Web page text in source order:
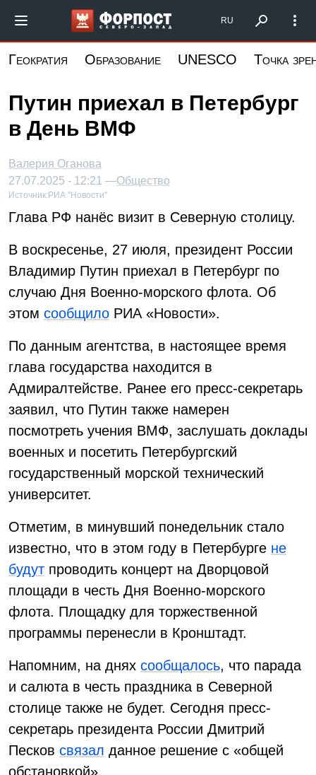
основному
Форпост Северо-Запад
RU
Геократия Образование UNESCO Точка
Путин приехал в Петербург
в День ВМФ
Валерия Оганова
27.07.2025 - 12:21 —Общество
Источник: РИА "Новости"
Глава РФ нанёс визит в Северную столицу.
В воскресенье, 27 июля, президент России
Владимир Путин приехал в Петербург по
случаю Дня Военно-морского флота. Об
этом сообщило РИА «Новости».
По данным агентства, в настоящее время
глава государства находится в
Адмиралтействе. Ранее его пресс-секретарь
заявил, что Путин также намерен
посмотреть учения ВМФ, заслушать доклады
военных и посетить Петербургский
государственный морской технический
университет.
Отметим, в минувший понедельник стало
известно, что в этом году в Петербурге не
будут проводить концерт на Дворцовой
площади в честь Дня Военно-морского
флота. Площадку для торжественной
программы перенесли в Кронштадт.
Напомним, на днях сообщалось, что парада
и салюта в честь праздника в Северной
столице также не будет. Сегодня пресс-
секретарь президента России Дмитрий
Песков связал данное решение с «общей
обстановкой».